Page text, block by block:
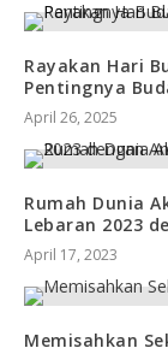
Rayakan Hari
Pentingnya
April 26, 2025
Rumah Dunia
Lebaran 2023
April 17, 2023
Memisahkan